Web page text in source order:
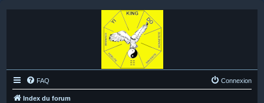
FAQ Connexion
Index du forum